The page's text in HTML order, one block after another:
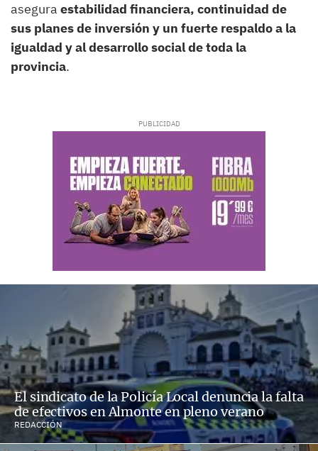
asegura estabilidad financiera, continuidad de
sus planes de inversión y un fuerte respaldo a la
igualdad y al desarrollo social de toda la
provincia.
El sindicato de la Policía Local denuncia la falta
de efectivos en Almonte en pleno verano
REDACCIÓN